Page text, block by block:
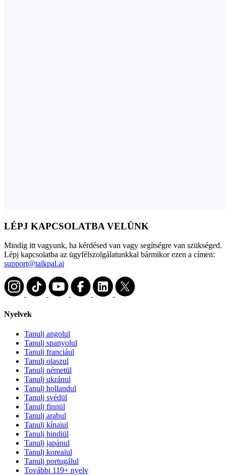
LÉPJ KAPCSOLATBA VELÜNK
Mindig itt vagyunk, ha kérdésed van vagy segítségre van szükséged.
Lépj kapcsolatba az ügyfélszolgálatunkkal bármikor ezen a címen:
support@talkpal.ai
Nyelvek
Tanulj angolul
Tanulj spanyolul
Tanulj franciául
Tanulj olaszul
Tanulj németül
Tanulj ukránul
Tanulj hollandul
Tanulj svédül
Tanulj finnül
Tanulj arabul
Tanulj kínaiul
Tanulj hindiül
Tanulj japánul
Tanulj koreaiul
Tanulj portugálul
További 119+ nyelv